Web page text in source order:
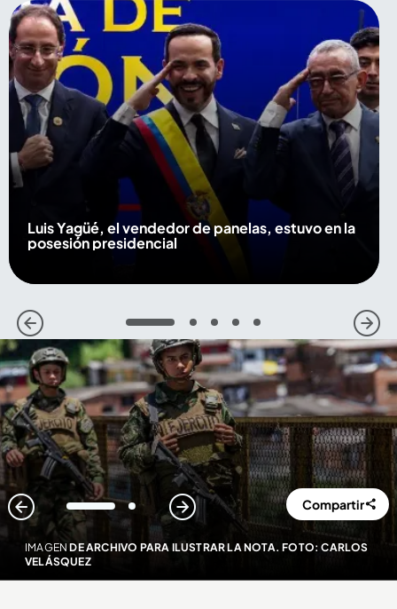
Luis Yagüé, el vendedor de panelas, estuvo en la
posesión presidencial
1 2 3 4 5
IMAGEN DE ARCHIVO PARA ILUSTRAR LA NOTA. FOTO: CARLOS
VELÁSQUEZ
1 2 Compartir